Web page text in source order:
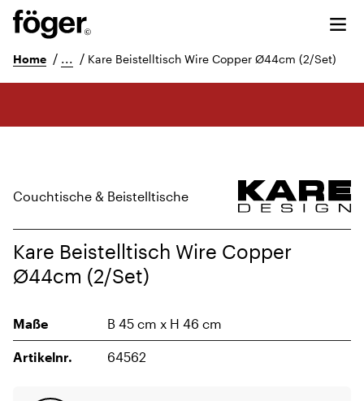
Home / ... / Kare Beistelltisch Wire Copper Ø44cm (2/Set)
Couchtische & Beistelltische
Kare Beistelltisch Wire Copper
Ø44cm (2/Set)
Maße B 45 cm x H 46 cm
Artikelnr. 64562